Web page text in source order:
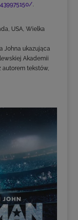
.
USA, Wielka
Johna ukazująca
Akademii
autorem tekstów,